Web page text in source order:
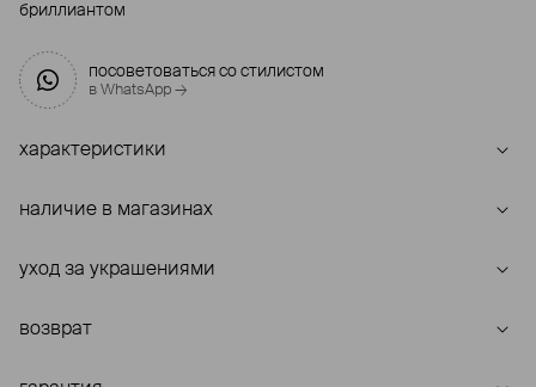
бриллиантом
посоветоваться со стилистом
в WhatsApp →
характеристики
наличие в магазинах
уход за украшениями
возврат